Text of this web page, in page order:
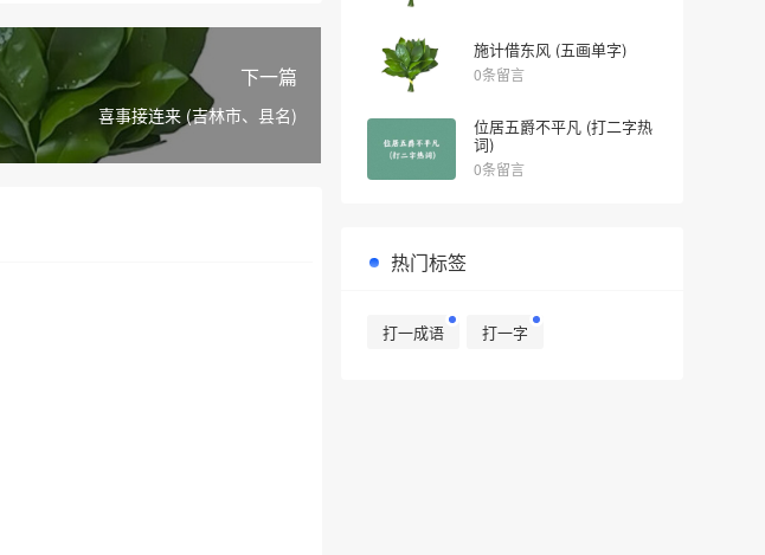
下一篇
喜事接连来 (吉林市、县名)
施计借东风 (五画单字)
0条留言
位居五爵不平凡 (打二字热
词)
0条留言
热门标签
打一成语 打一字